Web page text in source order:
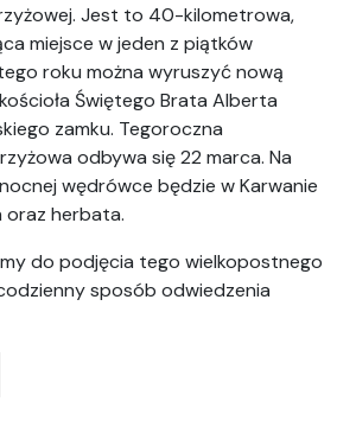
Jest to 40-kilometrowa,
miejsce w jeden z piątków
roku można wyruszyć nową
Świętego Brata Alberta
zamku. Tegoroczna
odbywa się 22 marca. Na
wędrówce będzie w Karwanie
oraz herbata.
do podjęcia tego wielkopostnego
sposób odwiedzenia